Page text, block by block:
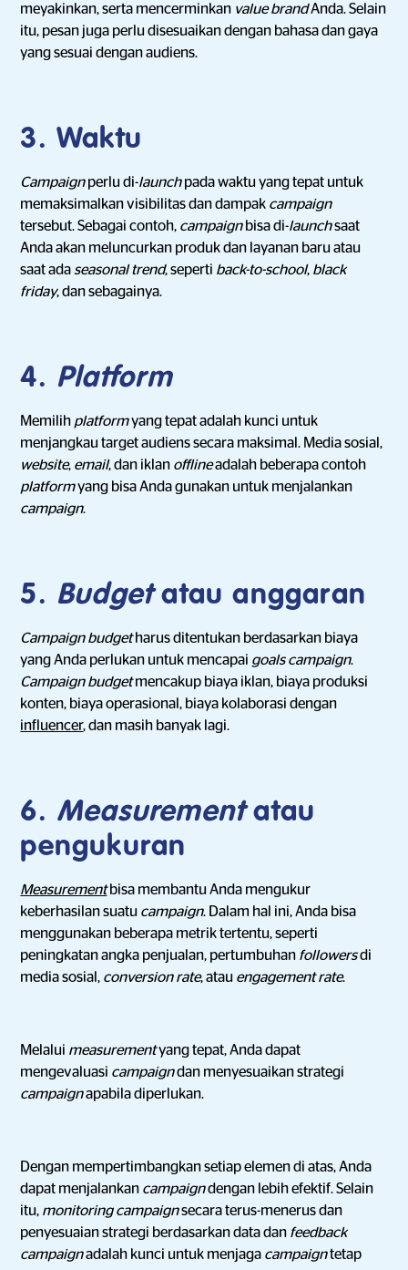
meyakinkan, serta mencerminkan value brandAnda. Selain
itu, pesan juga perlu disesuaikan dengan bahasa dan gaya
yang sesuai dengan audiens.
3. Waktu
Campaignperlu di-launchpada waktu yang tepat untuk
memaksimalkan visibilitas dan dampak campaign
tersebut. Sebagai contoh, campaign bisa di-launchsaat
Anda akan meluncurkan produk dan layanan baru atau
saat ada seasonal trend, seperti back-to-school, black
friday, dan sebagainya.
4. Platform
Memilih platformyang tepat adalah kunci untuk
menjangkau target audiens secara maksimal. Media sosial,
website, email, dan iklan offlineadalah beberapa contoh
platformyang bisa Anda gunakan untuk menjalankan
campaign.
5. Budgetatau anggaran
Campaign budgetharus ditentukan berdasarkan biaya
yang Anda perlukan untuk mencapai goals campaign.
Campaign budgetmencakup biaya iklan, biaya produksi
konten, biaya operasional, biaya kolaborasi dengan
influencer, dan masih banyak lagi.
6. Measurementatau
pengukuran
Measurement bisa membantu Anda mengukur
keberhasilan suatu campaign. Dalam hal ini, Anda bisa
menggunakan beberapa metrik tertentu, seperti
peningkatan angka penjualan, pertumbuhan followersdi
media sosial, conversion rate, atau engagement rate.
Melalui measurementyang tepat, Anda dapat
mengevaluasi campaigndan menyesuaikan strategi
campaignapabila diperlukan.
Dengan mempertimbangkan setiap elemen di atas, Anda
dapat menjalankan campaigndengan lebih efektif. Selain
itu, monitoring campaignsecara terus-menerus dan
penyesuaian strategi berdasarkan data dan feedback
campaignadalah kunci untuk menjaga campaigntetap